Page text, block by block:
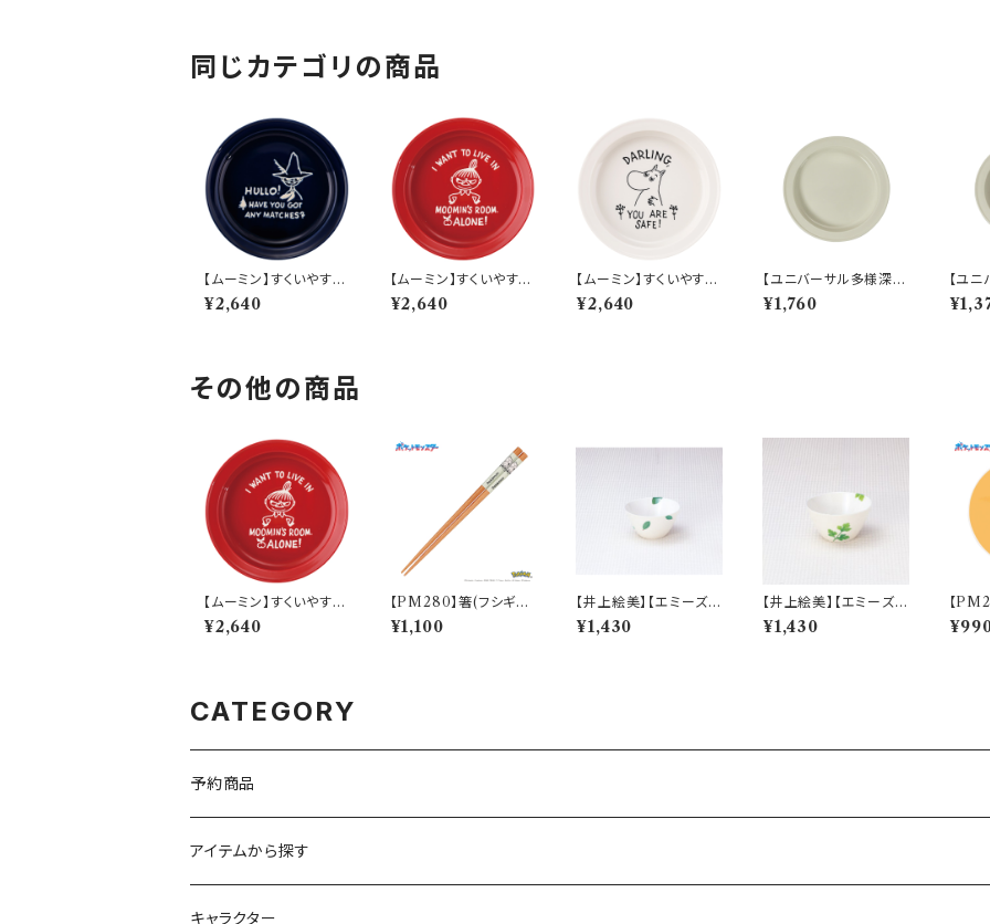
同じカテゴリの商品
【ムーミン】すくいやすい
カレー皿（スナフキン）
【MM9000】MM900
¥2,640
【ムーミン】すくいやすい
カレー皿（リトルミィ）
【MM9000】MM900
¥2,640
【ムーミン】すくいやすい
カレー皿（ムーミン）【M
M9000】MM9001-3
¥2,640
【ユニバーサル多様深
皿】【すくいやすいうつ
わ】21cm ディーププレ
¥1,760
【ユ
皿】【
わ】
その他の商品
【ムーミン】すくいやすい
カレー皿（リトルミィ）
【MM9000】MM900
¥2,640
【PM280】箸(フシギダ
ネ)【Daily Sketch】P
M281-840
¥1,100
【井上絵美】【エミーズ】1
3ボウル【ベイリーフ】A
M20-1-T24
¥1,430
【井上絵美】【エミーズ】1
3ﾎﾞｳﾙ【パセリ】AM20-
3-T46
¥1,430
【
ゲ)【
CATEGORY
予約商品
アイテムから探す
九谷焼
キャラクター